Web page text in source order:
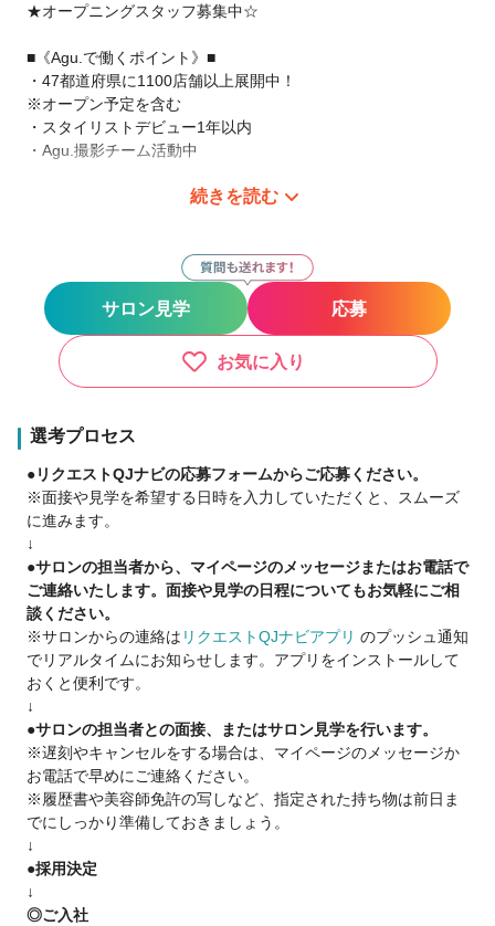
★オープニングスタッフ募集中☆
■《Agu.で働くポイント》■
・47都道府県に1100店舗以上展開中！
※オープン予定を含む
・スタイリストデビュー1年以内
・Agu.撮影チーム活動中
サロン見学だけでというのでもOKです。
現在、日本全国（47都道府県）にAgu.は展開中です。
あなたの働きたい場所で、やりたい働き方を!
【○○したい！がAgu.ならできます！！】
●バリバリ派
・都会で美容師として活躍したい！
・地元に帰って美容師として活躍したい！
・子供を保育園などに預けている間だけ働きたい♪
●ゆったり派
・美容師をしながらも夢を実現したい♪
・17時退社で夕方から友達と遊びたい♪
などなど
■《スタイリストデビューした後は》■
・歩合率55％～65％
・報酬は嬉しい【日払い】
・Agu.では副業・WワークもOK!!
・フランチャイズ制度
・Agu.独自の確定申告システムを使えます。
困った時には税理士サポートを受けられます！
■《フリーランス(業務委託)は不安という方へ》■
14年で1100店舗以上拡大をさせて頂いているのは
・新規集客力(お客様からの信頼)
・働きやすさ(4700名以上の美容師さんからの信頼)
がAgu.にはあるからです。
Agu.は今までの実績があるのでご安心下さい。
続きを読む
サロン見学 応募
お気に入り
選考プロセス
●リクエストQJナビの応募フォームからご応募ください。
※面接や見学を希望する日時を入力していただくと、スムーズ
に進みます。
↓
●サロンの担当者から、マイページのメッセージまたはお電話で
ご連絡いたします。面接や見学の日程についてもお気軽にご相
談ください。
※サロンからの連絡は リクエストQJナビアプリ のプッシュ通知
でリアルタイムにお知らせします。アプリをインストールして
おくと便利です。
↓
●サロンの担当者との面接、またはサロン見学を行います。
※遅刻やキャンセルをする場合は、マイページのメッセージか
お電話で早めにご連絡ください。
※履歴書や美容師免許の写しなど、指定された持ち物は前日ま
でにしっかり準備しておきましょう。
↓
●採用決定
↓
◎ご入社